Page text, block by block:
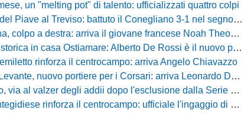
un "melting pot" di talento: ufficializzati quattro colpi
Piave al Treviso: battuto il Conegliano 3-1 nel segno di Gerbi e Vita
colpo a destra: arriva il giovane francese Noah Theodore
in casa Ostiamare: Alberto De Rossi è il nuovo presidente biancoviola
rinforza il centrocampo: arriva Angelo Chiavazzo
nuovo portiere per i Corsari: arriva Leonardo De Franceschi
al valzer degli addii dopo l'esclusione dalla Serie D: Salzano verso una big campana
rinforza il centrocampo: ufficiale l'ingaggio di Luca Scimia